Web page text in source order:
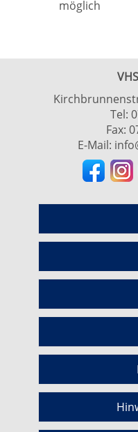
möglich
Tel:
Fax:
E-Mail: